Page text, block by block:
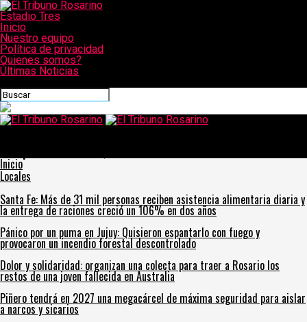
Estadio Tres
Inicio
Nuestro equipo
Política de privacidad
Quienes somos?
Últimas Noticias
Inicio
Locales
Santa Fe: Más de 31 mil personas reciben asistencia alimentaria diaria y
la entrega de raciones creció un 106% en dos años
Pánico por un puma en Jujuy: Quisieron espantarlo con fuego y
provocaron un incendio forestal descontrolado
Dolor y solidaridad: organizan una colecta para traer a Rosario los
restos de una joven fallecida en Australia
Piñero tendrá en 2027 una megacárcel de máxima seguridad para aislar
a narcos y sicarios